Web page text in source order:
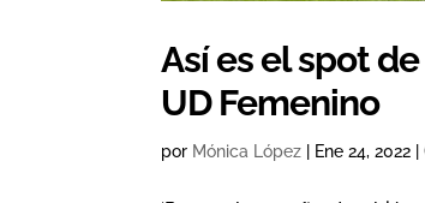
Así es el spot
UD Femenino
por Mónica López Ene 24, 2022 |